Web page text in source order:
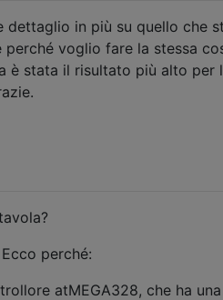
dettaglio in più su quello che
voglio fare la stessa
è stata il risultato più alto per
perché:
atMEGA328, che ha